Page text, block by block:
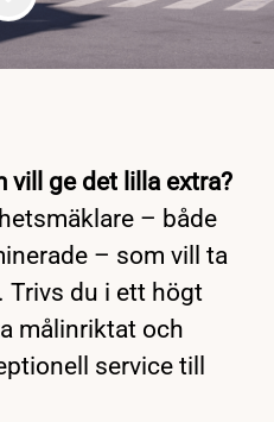
vill ge det lilla extra?
– både
– som vill ta
Trivs du i ett högt
målinriktat och
service till